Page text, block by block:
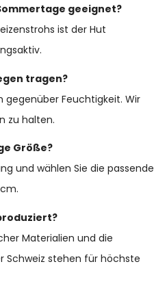
geeignet?
ist der Hut
tragen?
Feuchtigkeit. Wir
zu halten.
Größe?
und wählen Sie die passende
Materialien und die
Schweiz stehen für höchste